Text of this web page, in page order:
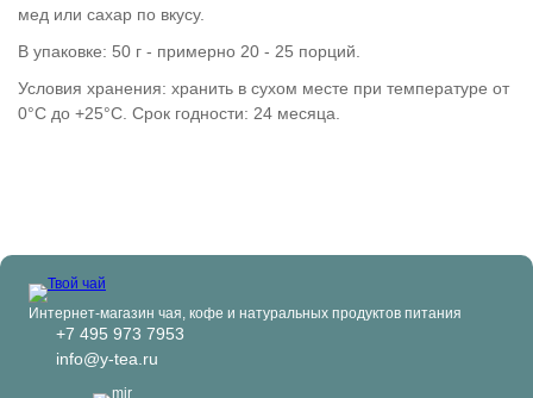
мед или сахар по вкусу.
В упаковке: 50 г - примерно 20 - 25 порций.
Условия хранения: хранить в сухом месте при температуре от
0°C до +25°C. Срок годности: 24 месяца.
Интернет-магазин чая, кофе и натуральных продуктов питания
+7 495 973 7953
info@y-tea.ru